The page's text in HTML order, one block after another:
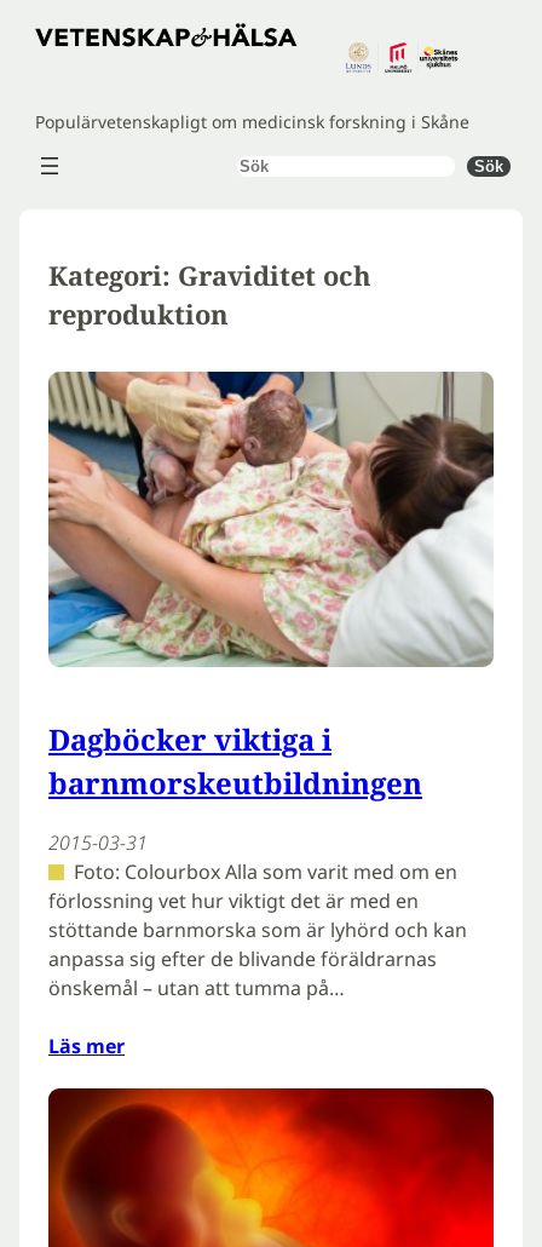
Hoppa
Populärvetenskapligt om medicinsk forskning i Skåne
Sök Sök
Kategori: Graviditet och
reproduktion
Dagböcker viktiga i
barnmorskeutbildningen
2015-03-31
Foto: Colourbox Alla som varit med om en
förlossning vet hur viktigt det är med en
stöttande barnmorska som är lyhörd och kan
anpassa sig efter de blivande föräldrarnas
önskemål – utan att tumma på…
Läs mer